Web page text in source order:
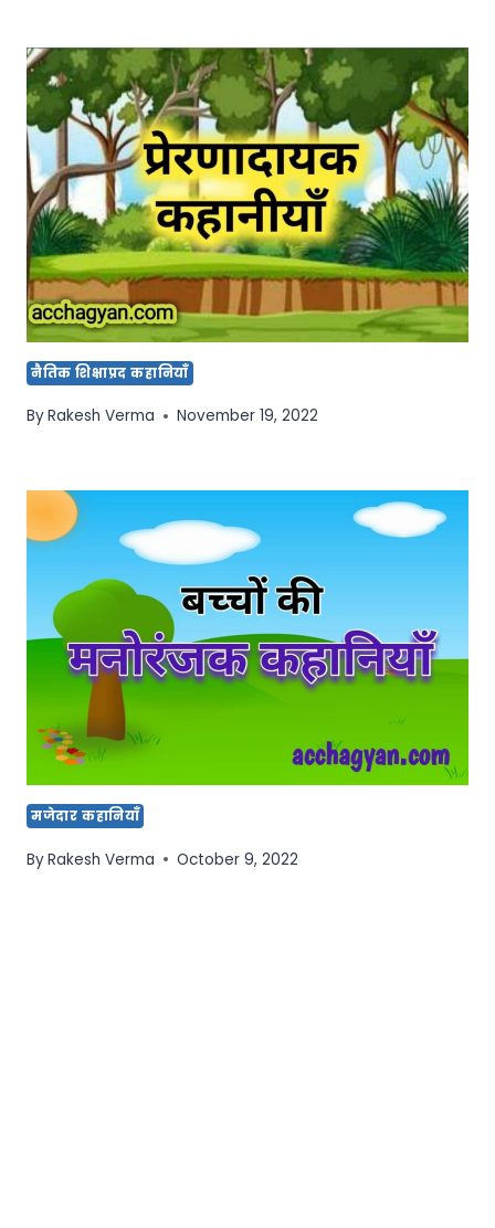
नैतिक शिक्षाप्रद कहानियाँ
ByRakesh Verma November 19, 2022
मजेदार कहानियाँ
ByRakesh Verma October 9, 2022